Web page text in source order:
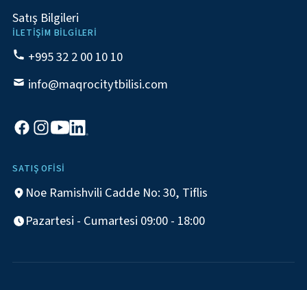
Satış Bilgileri
İLETIŞIM BILGILERI
+995 32 2 00 10 10
info@maqrocitytbilisi.com
SATIŞ OFISI
Noe Ramishvili Cadde No: 30, Tiflis
Pazartesi - Cumartesi 09:00 - 18:00